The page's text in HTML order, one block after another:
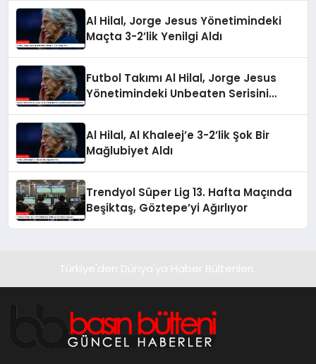
Al Hilal, Jorge Jesus Yönetimindeki
Maçta 3-2’lik Yenilgi Aldı
Futbol Takımı Al Hilal, Jorge Jesus
Yönetimindeki Unbeaten Serisini
Al Hilal, Al Khaleej’e 3-2’lik Şok Bir
Mağlubiyet Aldı
Trendyol Süper Lig 13. Hafta Maçında
Beşiktaş, Göztepe’yi Ağırlıyor
Türkiye'den Dünya'ya Haber Bültenleri..